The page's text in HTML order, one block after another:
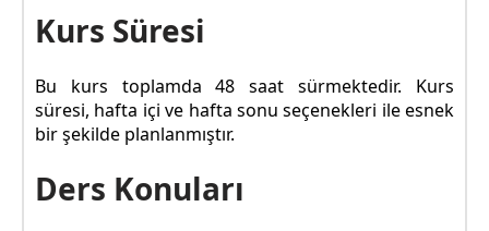
Kurs Süresi
Bu kurs toplamda 48 saat sürmektedir. Kurs
süresi, hafta içi ve hafta sonu seçenekleri ile esnek
bir şekilde planlanmıştır.
Ders Konuları